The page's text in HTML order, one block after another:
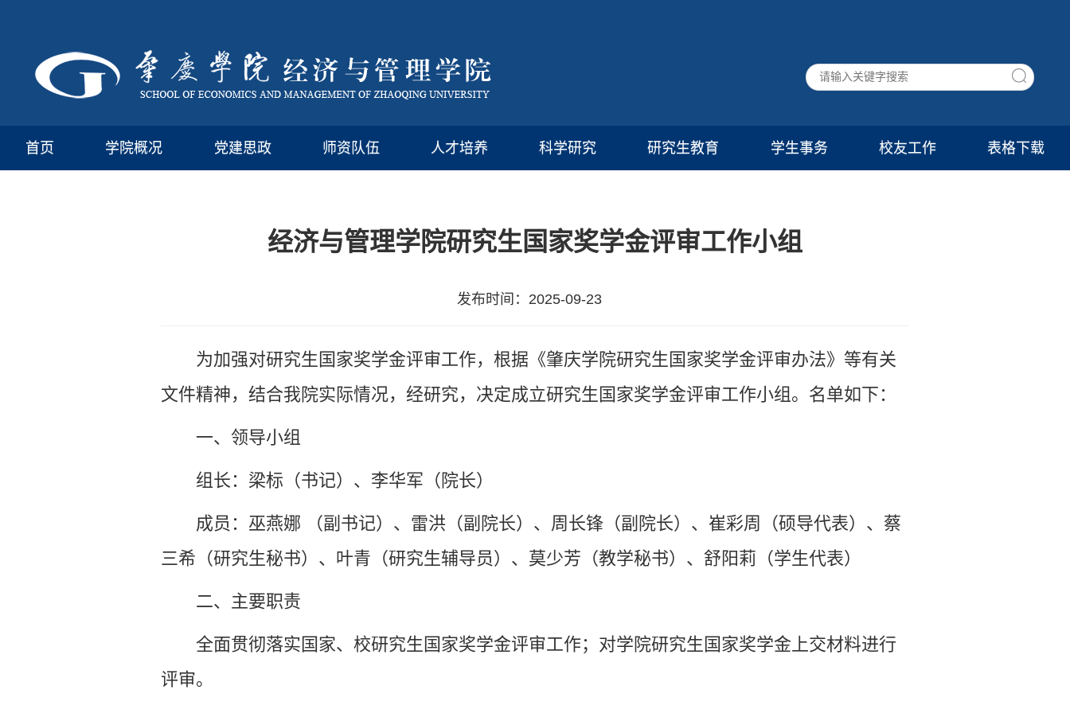
首页 学院概况 党建思政 师资队伍 人才培养 科学研究 研究生教育 学生事务 校友工作 表格下载
经济与管理学院研究生国家奖学金评审工作小组
发布时间：2025-09-23
为加强对研究生国家奖学金评审工作，根据《肇庆学院研究生国家奖学金评审办法》等有关
文件精神，结合我院实际情况，经研究，决定成立研究生国家奖学金评审工作小组。名单如下：
一、领导小组
组长： 梁标（书记）、李华军（院长）
成员： 巫燕娜 （副书记）、雷洪（副院长）、周长锋（副院长）、崔彩周（硕导代表）、 蔡
三希（研究生秘书）、 叶青（研究生辅导员）、莫少芳（教学秘书）、舒阳莉（学生代表）
二、主要职责
全面贯彻落实国家、校研究生国家奖学金评审工作；对学院研究生国家奖学金上交材料进行
评审。